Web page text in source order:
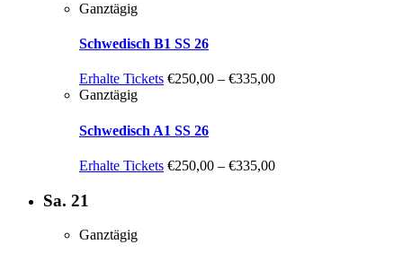
Ganztägig
Schwedisch B1 SS 26
Erhalte Tickets €250,00 – €335,00
Ganztägig
Schwedisch A1 SS 26
Erhalte Tickets €250,00 – €335,00
Sa. 21
Ganztägig